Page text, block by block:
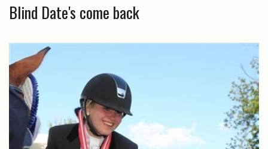
Blind Date's come back